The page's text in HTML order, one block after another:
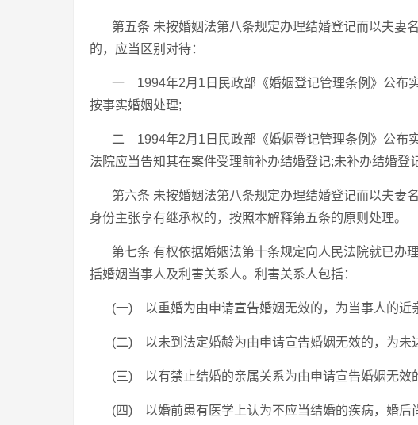
第五条 未按婚姻法第八条规定办理结婚登记而以夫妻
的，应当区别对待：
一 1994年2月1日民政部《婚姻登记管理条例》公布
按事实婚姻处理;
二 1994年2月1日民政部《婚姻登记管理条例》公布
法院应当告知其在案件受理前补办结婚登记;未补办结婚登
第六条 未按婚姻法第八条规定办理结婚登记而以夫妻
身份主张享有继承权的，按照本解释第五条的原则处理。
第七条 有权依据婚姻法第十条规定向人民法院就已办
括婚姻当事人及利害关系人。利害关系人包括：
(一) 以重婚为由申请宣告婚姻无效的，为当事人的近
(二) 以未到法定婚龄为由申请宣告婚姻无效的，为未
(三) 以有禁止结婚的亲属关系为由申请宣告婚姻无效
(四) 以婚前患有医学上认为不应当结婚的疾病，婚后